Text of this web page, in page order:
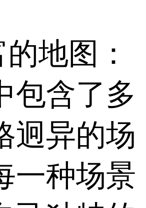
地图：
包含了多
迥异的场
一种场景